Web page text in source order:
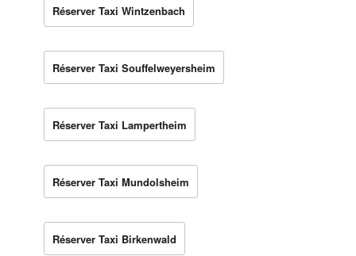
Réserver Taxi Wintzenbach
Réserver Taxi Souffelweyersheim
Réserver Taxi Lampertheim
Réserver Taxi Mundolsheim
Réserver Taxi Birkenwald